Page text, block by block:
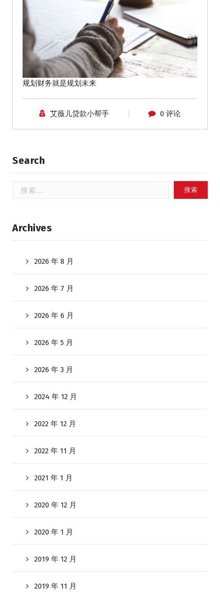
规划财务就是规划未来
艾薇儿贷款小帮手 0 评论
Search
Archives
2026 年 8 月
2026 年 7 月
2026 年 6 月
2026 年 5 月
2026 年 3 月
2024 年 12 月
2022 年 12 月
2022 年 11 月
2021 年 1 月
2020 年 12 月
2020 年 1 月
2019 年 12 月
2019 年 11 月